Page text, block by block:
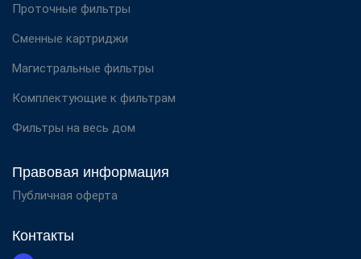
Проточные фильтры
Сменные картриджи
Магистральные фильтры
Комплектующие к фильтрам
Фильтры на весь дом
Правовая информация
Публичная оферта
Контакты